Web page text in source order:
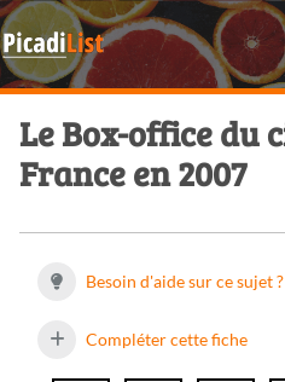
Le Box-office du
France en 2007
Besoin d'aide sur ce sujet ?
Compléter cette fiche